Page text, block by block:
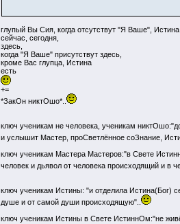
глупый Вы Сия, когда отсутствут "Я Ваше", Истина
сейчас, сегодня,
здесь,
когда "Я Ваше" присутствут здесь,
кроме Вас глупца, Истина
есть
+=
*ЗакОн никтОшо*..
ключ ученикам не человека, ученикам
и услышит Мастер, проСветлённое соЗнание,
ключ ученикам Мастера Мастеров:"в Свете
человек и дьявол от человека происходящий и в
ключ ученикам Истины: "и отделила Истина(Бог)
душе и от самой души происходящую"..
ключ ученикам Истины в Свете ИстиннОм:"не